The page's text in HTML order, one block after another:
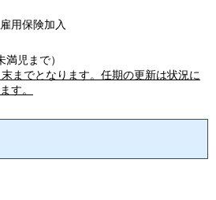
用保険加入
児まで）
末までとなります。任期の更新は状況に
す。